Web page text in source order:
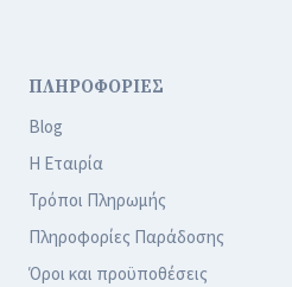
ΠΛΗΡΟΦΟΡΙΕΣ
Blog
Η Εταιρία
Τρόποι Πληρωμής
Πληροφορίες Παράδοσης
Όροι και προϋποθέσεις